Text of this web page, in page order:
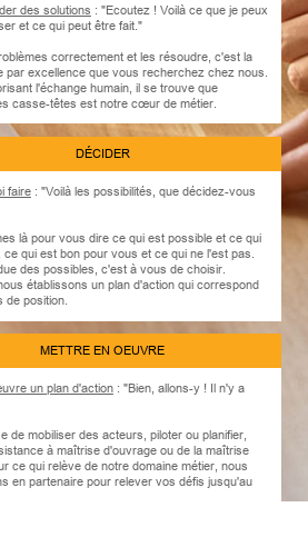
des solutions : "Ecoutez ! Voilà ce que je peux
et ce qui peut être fait."
correctement et les résoudre, c'est la
par excellence que vous recherchez chez nous.
l'échange humain, il se trouve que
casse-têtes est notre cœur de métier.
DÉCIDER
faire: "Voilà les possibilités, que décidez-vous
là pour vous dire ce qui est possible et ce qui
ce qui est bon pour vous et ce qui ne l'est pas.
des possibles, c'est à vous de choisir.
établissons un plan d'action qui correspond
de position.
METTRE EN OEUVRE
un plan d'action: "Bien, allons-y ! Il n'y a
de mobiliser des acteurs, piloter ou planifier,
à maîtrise d'ouvrage ou de la maîtrise
ce qui relève de notre domaine métier, nous
en partenaire pour relever vos défis jusqu'au